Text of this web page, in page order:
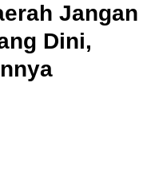
Jangan
Dini,